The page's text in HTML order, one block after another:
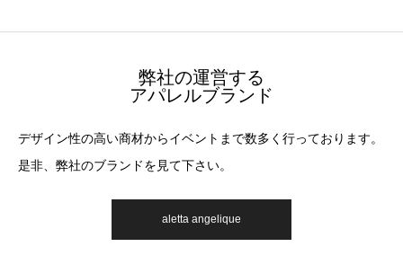
弊社の運営する
アパレルブランド
デザイン性の高い商材からイベントまで数多く行っております。
是非、弊社のブランドを見て下さい。
aletta angelique